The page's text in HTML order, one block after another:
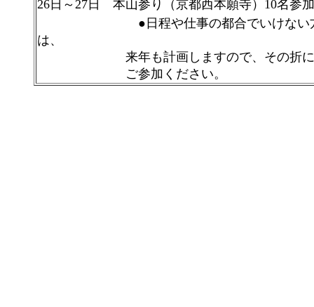
26日～27日 本山参り（京都西本願寺）10名参加
●日程や仕事の都合でいけない
は、
来年も計画しますので、その折に
ご参加ください。